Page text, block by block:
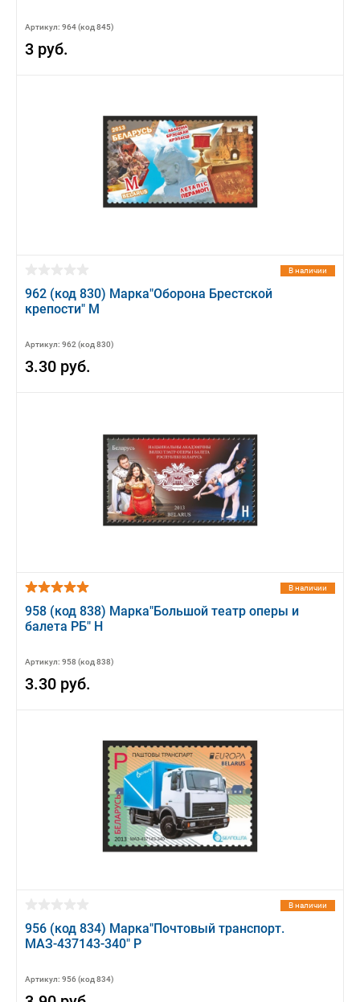
Артикул: 964 (код 845)
3 руб.
В наличии
962 (код 830) Марка"Оборона Брестской
крепости" М
Артикул: 962 (код 830)
3.30 руб.
В наличии
958 (код 838) Марка"Большой театр оперы и
балета РБ" Н
Артикул: 958 (код 838)
3.30 руб.
В наличии
956 (код 834) Марка"Почтовый транспорт.
МАЗ-437143-340" Р
Артикул: 956 (код 834)